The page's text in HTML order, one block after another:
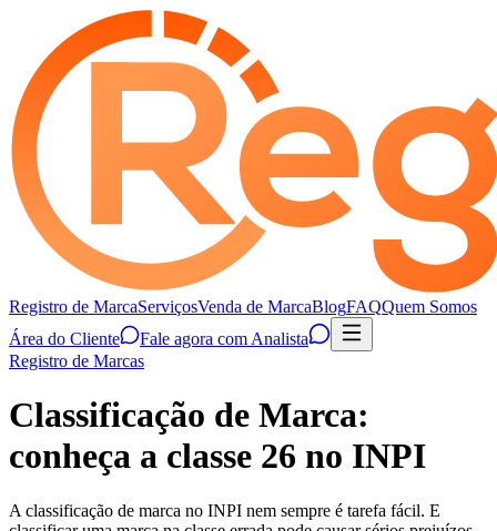
Registro de MarcaServiçosVenda de MarcaBlogFAQQuem Somos
Área do Cliente
Fale agora com Analista
Registro de Marcas
Classificação de Marca:
conheça a classe 26 no INPI
A classificação de marca no INPI nem sempre é tarefa fácil. E